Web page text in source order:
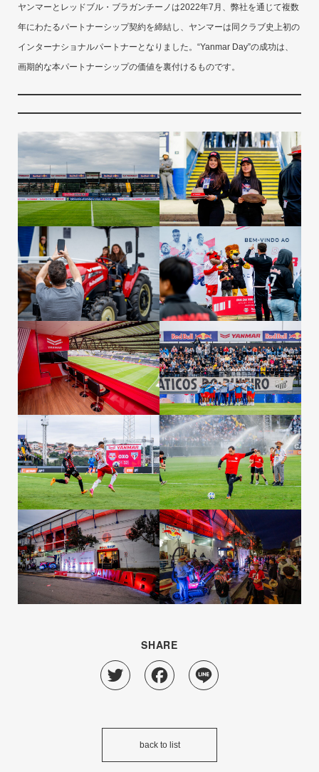
ヤンマーとレッドブル・ブラガンチーノは2022年7月、弊社を通じて複数
年にわたるパートナーシップ契約を締結し、ヤンマーは同クラブ史上初の
インターナショナルパートナーとなりました。“Yanmar Day”の成功は、
画期的な本パートナーシップの価値を裏付けるものです。
SHARE
Twitter Facebook
back to list